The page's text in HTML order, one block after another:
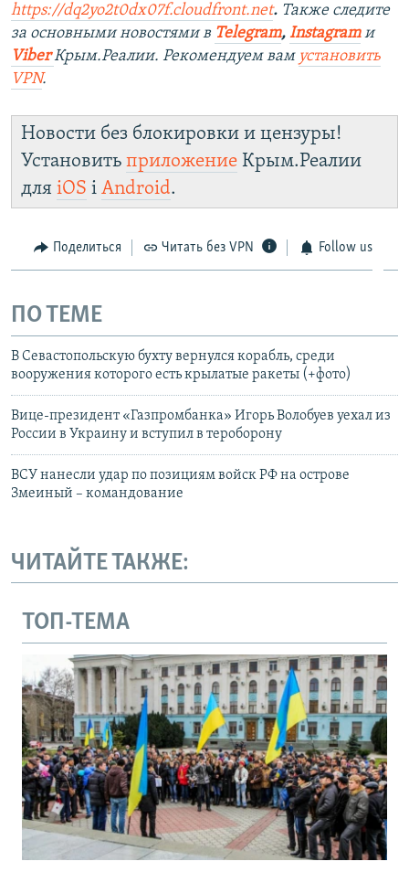
https://dq2yo2t0dx07f.cloudfront.net. Также следите
за основными новостями в Telegram, Instagramи
ViberКрым.Реалии. Рекомендуем вам установить
VPN.
Новости без блокировки и цензуры!
Установить приложение Крым.Реалии
для iOS і Android.
Поделиться Читать без VPN Follow us
ПО ТЕМЕ
В Севастопольскую бухту вернулся корабль, среди
вооружения которого есть крылатые ракеты (+фото)
Вице-президент «Газпромбанка» Игорь Волобуев уехал из
России в Украину и вступил в тероборону
ВСУ нанесли удар по позициям войск РФ на острове
Змеиный – командование
ЧИТАЙТЕ ТАКЖЕ:
ТОП-ТЕМА